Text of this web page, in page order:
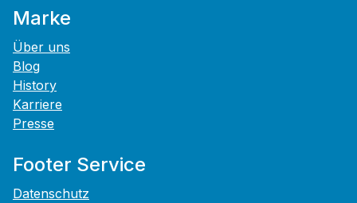
Marke
Über uns
Blog
History
Karriere
Presse
Footer Service
Datenschutz